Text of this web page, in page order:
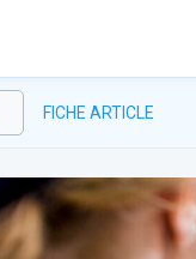
FICHE ARTICLE